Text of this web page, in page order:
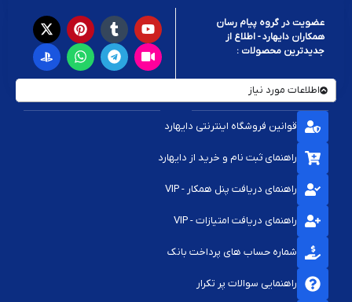
عضویت در گروه پیام رسان
همکاران دایهارد - اطلاع از
جدیدترین محصولات :
اطلاعات مورد نیاز
قوانین فروشگاه اینترنتی دایهارد
راهنمای ثبت نام و خرید از دایهارد
راهنمای دریافت پنل همکار - VIP
راهنمای دریافت امتیازات - VIP
شماره حساب های پرداخت بانک
راهنمایی سوالات پر تکرار